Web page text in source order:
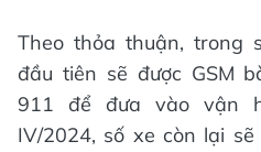
Theo thỏa thuận, trong
đầu tiên sẽ được GSM
911 để đưa vào vận
IV/2024, số xe còn lại